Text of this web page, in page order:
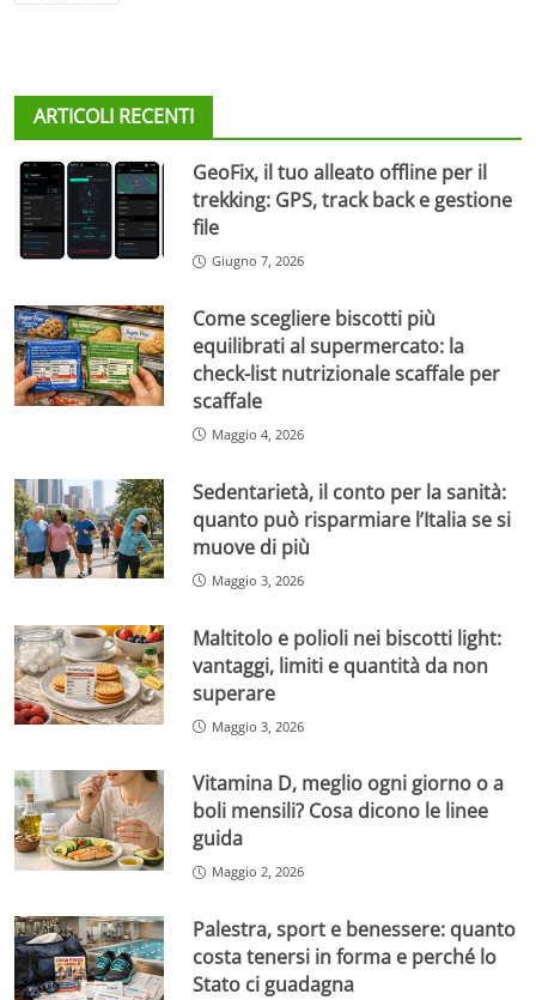
ARTICOLI RECENTI
GeoFix, il tuo alleato offline per il
trekking: GPS, track back e gestione
file
Giugno 7, 2026
Come scegliere biscotti più
equilibrati al supermercato: la
check-list nutrizionale scaffale per
scaffale
Maggio 4, 2026
Sedentarietà, il conto per la sanità:
quanto può risparmiare l’Italia se si
muove di più
Maggio 3, 2026
Maltitolo e polioli nei biscotti light:
vantaggi, limiti e quantità da non
superare
Maggio 3, 2026
Vitamina D, meglio ogni giorno o a
boli mensili? Cosa dicono le linee
guida
Maggio 2, 2026
Palestra, sport e benessere: quanto
costa tenersi in forma e perché lo
Stato ci guadagna